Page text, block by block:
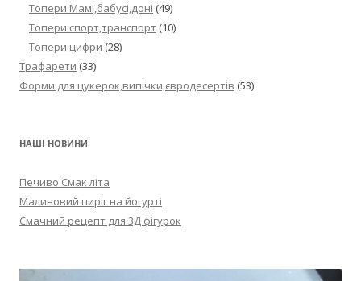
Топери Мамі,бабусі,доні (49)
Топери спорт,транспорт (10)
Топери цифри (28)
Трафарети (33)
Форми для цукерок,випічки,євродесертів (53)
НАШІ НОВИНИ
Печиво Смак літа
Малиновий пиріг на йогурті
Смачний рецепт для 3Д фігурок